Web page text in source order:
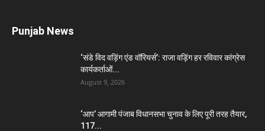
Punjab News
‘संडे विद वड़िंग एंड वॉरियर्स’: राजा वड़िंग हर रविवार कांग्रेस
कार्यकर्ताओं...
August 9, 2026
‘आप’ आगामी पंजाब विधानसभा चुनाव के लिए पूरी तरह तैयार,
117...